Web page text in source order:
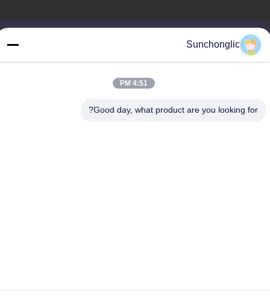
آدرس
Sunchonglic
4:51 PM
Good day, what product are you looking for?